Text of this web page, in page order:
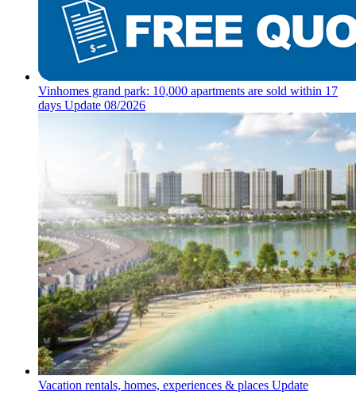
Vinhomes grand park: 10,000 apartments are sold within 17
days Update 08/2026
Vacation rentals, homes, experiences & places Update